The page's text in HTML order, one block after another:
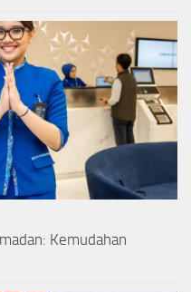
Kemudahan